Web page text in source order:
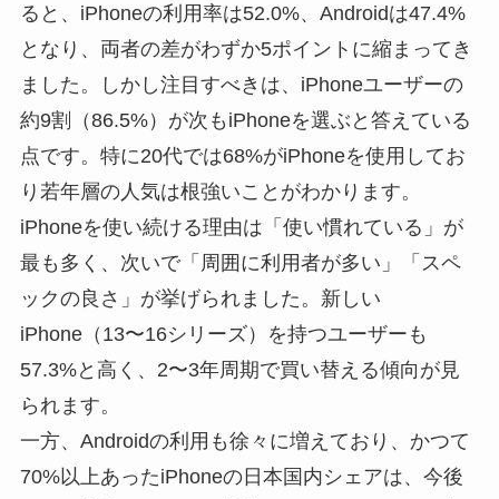
ると、iPhoneの利用率は52.0%、Androidは47.4%
となり、両者の差がわずか5ポイントに縮まってき
ました。しかし注目すべきは、iPhoneユーザーの
約9割（86.5%）が次もiPhoneを選ぶと答えている
点です。特に20代では68%がiPhoneを使用してお
り若年層の人気は根強いことがわかります。
iPhoneを使い続ける理由は「使い慣れている」が
最も多く、次いで「周囲に利用者が多い」「スペ
ックの良さ」が挙げられました。新しい
iPhone（13〜16シリーズ）を持つユーザーも
57.3%と高く、2〜3年周期で買い替える傾向が見
られます。
一方、Androidの利用も徐々に増えており、かつて
70%以上あったiPhoneの日本国内シェアは、今後